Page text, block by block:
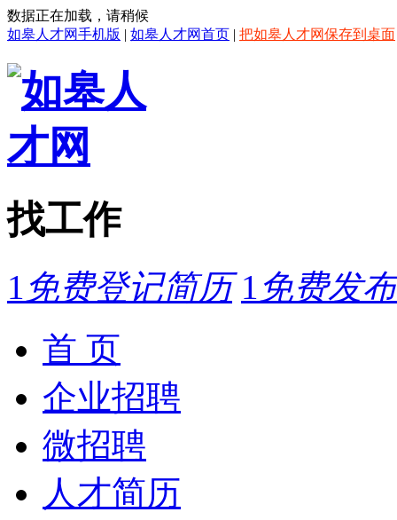
数据正在加载，请稍候
如皋人才网手机版 | 如皋人才网首页 | 把如皋人才网保存到桌面
找工作
1 免费登记简历 1 免费发
首 页
企业招聘
微招聘
人才简历